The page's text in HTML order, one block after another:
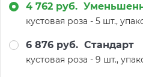
4 762 руб.
кустовая роза - 5 шт.,
6 876 руб. Стандарт
кустовая роза - 9 шт.,